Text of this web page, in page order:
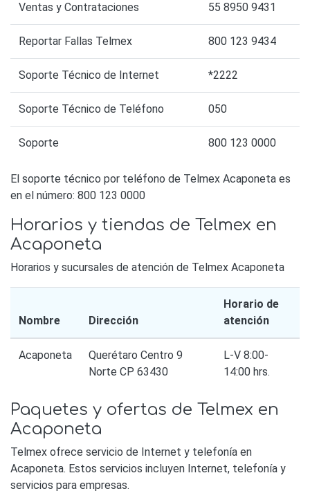
Ventas y Contrataciones 55 8950 9431
Reportar Fallas Telmex 800 123 9434
Soporte Técnico de Internet *2222
Soporte Técnico de Teléfono 050
Soporte 800 123 0000
El soporte técnico por teléfono de Telmex Acaponeta es
en el número: 800 123 0000
Horarios y tiendas de Telmex en
Acaponeta
Horarios y sucursales de atención de Telmex Acaponeta
Nombre Dirección
Horario de
atención
Acaponeta
Querétaro Centro 9
Norte CP 63430
L-V 8:00-
14:00 hrs.
Paquetes y ofertas de Telmex en
Acaponeta
Telmex ofrece servicio de Internet y telefonía en
Acaponeta. Estos servicios incluyen Internet, telefonía y
servicios para empresas.